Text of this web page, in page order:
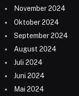
November 2024
Oktober 2024
September 2024
August 2024
Juli 2024
Juni 2024
Mai 2024